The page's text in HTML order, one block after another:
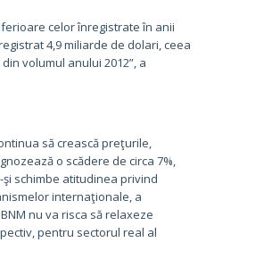
celor înregistrate în anii
4,9 miliarde de dolari, ceea
volumul anului 2012”, a
să crească preţurile,
o scădere de circa 7%,
şi schimbe atitudinea privind
internaţionale, a
nu va risca să relaxeze
pentru sectorul real al